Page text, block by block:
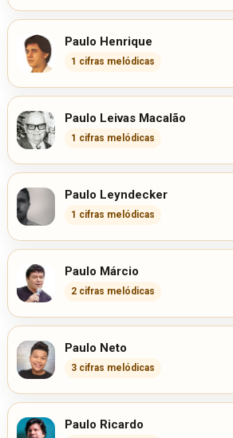
Paulo Henrique
1 cifras melódicas
Paulo Leivas Macalão
1 cifras melódicas
Paulo Leyndecker
1 cifras melódicas
Paulo Márcio
2 cifras melódicas
Paulo Neto
3 cifras melódicas
Paulo Ricardo